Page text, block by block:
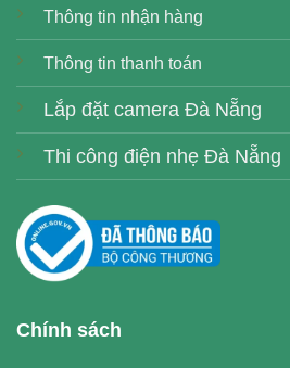
Thông tin nhận hàng
Thông tin thanh toán
Lắp đặt camera Đà Nẵng
Thi công điện nhẹ Đà Nẵng
Chính sách